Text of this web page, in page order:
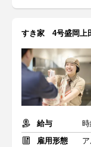
すき家 4号盛岡上
給与
雇用形態